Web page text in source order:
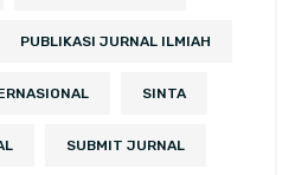
PUBLIKASI JURNAL ILMIAH
SINTA
SUBMIT JURNAL